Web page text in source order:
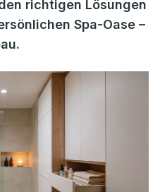
richtigen Lösungen
Spa-Oase –